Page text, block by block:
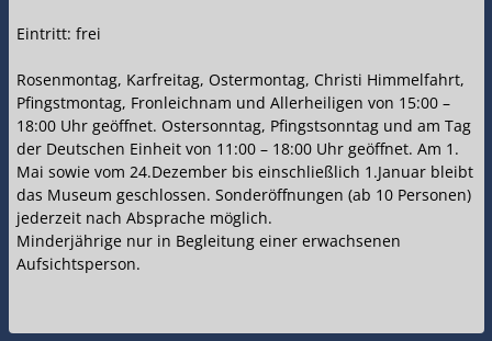
Eintritt: frei
Rosenmontag, Karfreitag, Ostermontag, Christi Himmelfahrt,
Pfingstmontag, Fronleichnam und Allerheiligen von 15:00 –
18:00 Uhr geöffnet. Ostersonntag, Pfingstsonntag und am Tag
der Deutschen Einheit von 11:00 – 18:00 Uhr geöffnet. Am 1.
Mai sowie vom 24.Dezember bis einschließlich 1.Januar bleibt
das Museum geschlossen. Sonderöffnungen (ab 10 Personen)
jederzeit nach Absprache möglich.
Minderjährige nur in Begleitung einer erwachsenen
Aufsichtsperson.